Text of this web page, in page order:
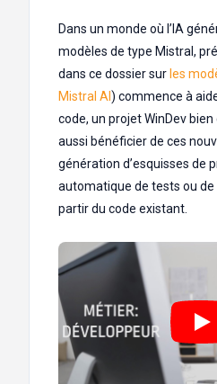
Dans un monde où l’IA
modèles de type Mistral,
dans ce dossier surles
Mistral AI) commence à
code, un projet WinDev
aussi bénéficier de ces
génération d’esquisses de
automatique de tests ou
partir du code existant.